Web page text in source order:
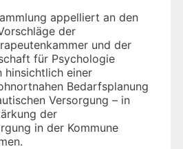
appelliert an den
der
und der
für Psychologie
hinsichtlich einer
Bedarfsplanung
Versorgung – in
der
in der Kommune